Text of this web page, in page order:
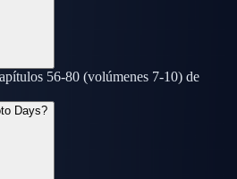
56-80 (volúmenes 7-10) de
Days?